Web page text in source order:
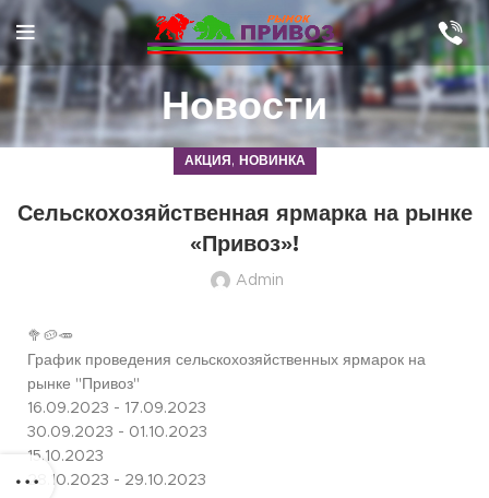
Новости
АКЦИЯ , НОВИНКА
Сельскохозяйственная ярмарка на рынке
«Привоз»!
Admin
🥦🥔🥕
График проведения сельскохозяйственных ярмарок на
рынке "Привоз"
16.09.2023 - 17.09.2023
30.09.2023 - 01.10.2023
15.10.2023
28.10.2023 - 29.10.2023